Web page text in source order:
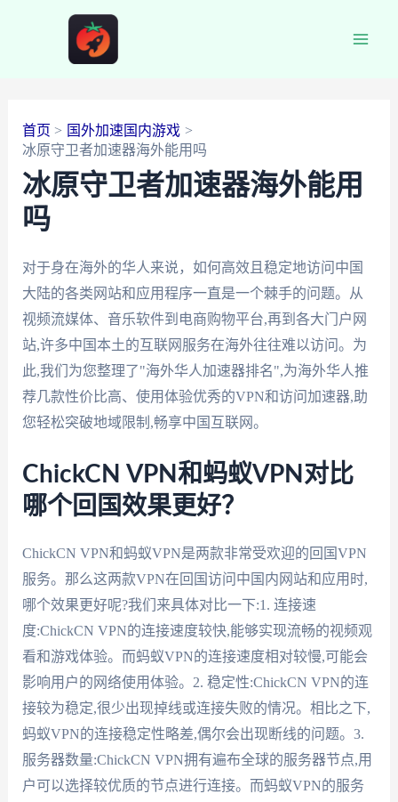
首页
国外加速国内游戏
冰原守卫者加速器海外能用吗
冰原守卫者加速器海外能用
吗
对于身在海外的华人来说，如何高效且稳定地访问中国
大陆的各类网站和应用程序一直是一个棘手的问题。从
视频流媒体、音乐软件到电商购物平台,再到各大门户网
站,许多中国本土的互联网服务在海外往往难以访问。为
此,我们为您整理了"海外华人加速器排名",为海外华人推
荐几款性价比高、使用体验优秀的VPN和访问加速器,助
您轻松突破地域限制,畅享中国互联网。
ChickCN VPN和蚂蚁VPN对比
哪个回国效果更好？
ChickCN VPN和蚂蚁VPN是两款非常受欢迎的回国VPN
服务。那么这两款VPN在回国访问中国内网站和应用时,
哪个效果更好呢?我们来具体对比一下:1. 连接速
度:ChickCN VPN的连接速度较快,能够实现流畅的视频观
看和游戏体验。而蚂蚁VPN的连接速度相对较慢,可能会
影响用户的网络使用体验。2. 稳定性:ChickCN VPN的连
接较为稳定,很少出现掉线或连接失败的情况。相比之下,
蚂蚁VPN的连接稳定性略差,偶尔会出现断线的问题。3.
服务器数量:ChickCN VPN拥有遍布全球的服务器节点,用
户可以选择较优质的节点进行连接。而蚂蚁VPN的服务